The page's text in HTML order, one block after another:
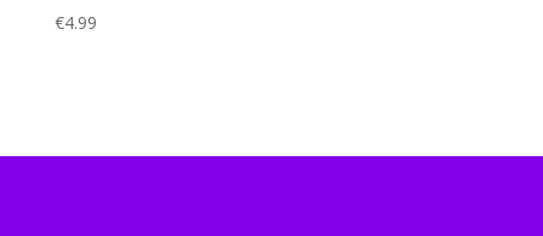
€4.99